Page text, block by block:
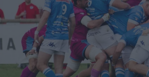
United Rugby Championship
Top14
Premiership